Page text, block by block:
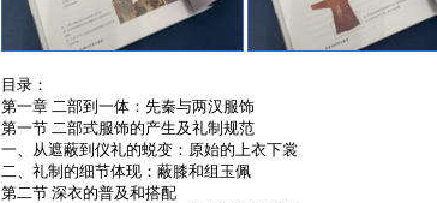
目录：
第一章 二部到一体：先秦与两汉服饰
第一节 二部式服饰的产生及礼制规范
一、从遮蔽到仪礼的蜕变：原始的上衣下裳
二、礼制的细节体现：蔽膝和组玉佩
第二节 深衣的普及和搭配